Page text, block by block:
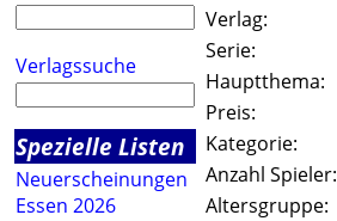
Verlagssuche
Spezielle Listen
Neuerscheinungen
Essen 2026
Verlag:
Serie:
Hauptthema:
Preis:
Kategorie:
Anzahl Spieler:
Altersgruppe: